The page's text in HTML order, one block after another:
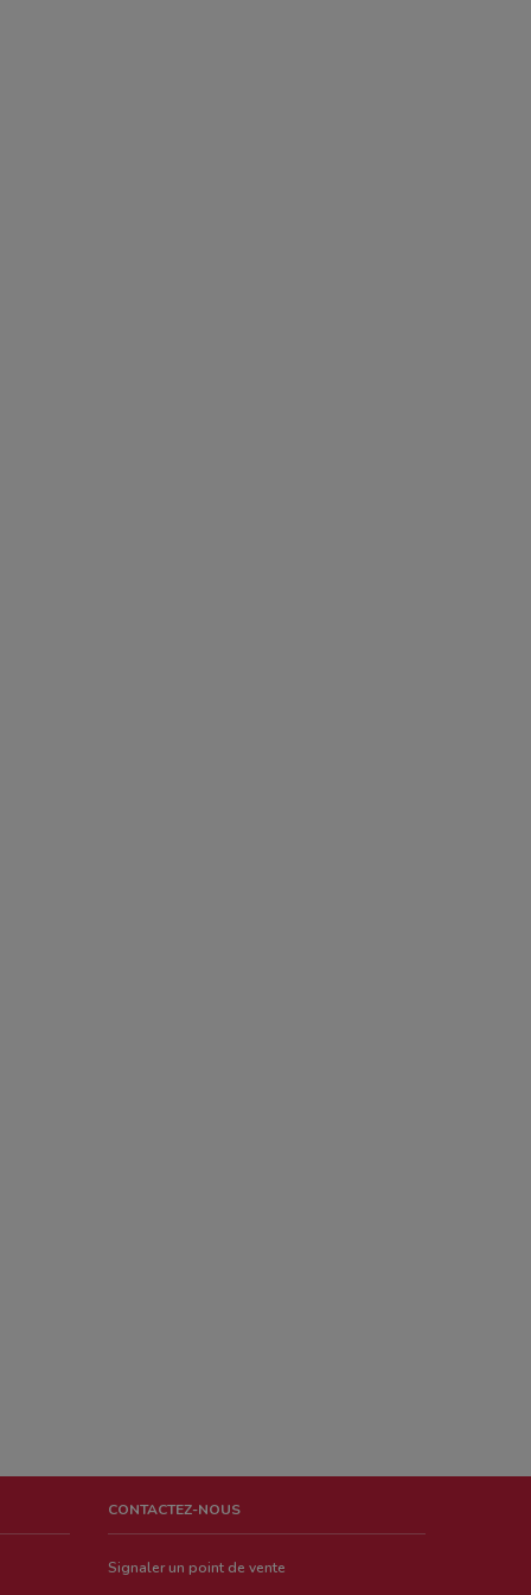
CONTACTEZ-NOUS
Signaler un point de vente